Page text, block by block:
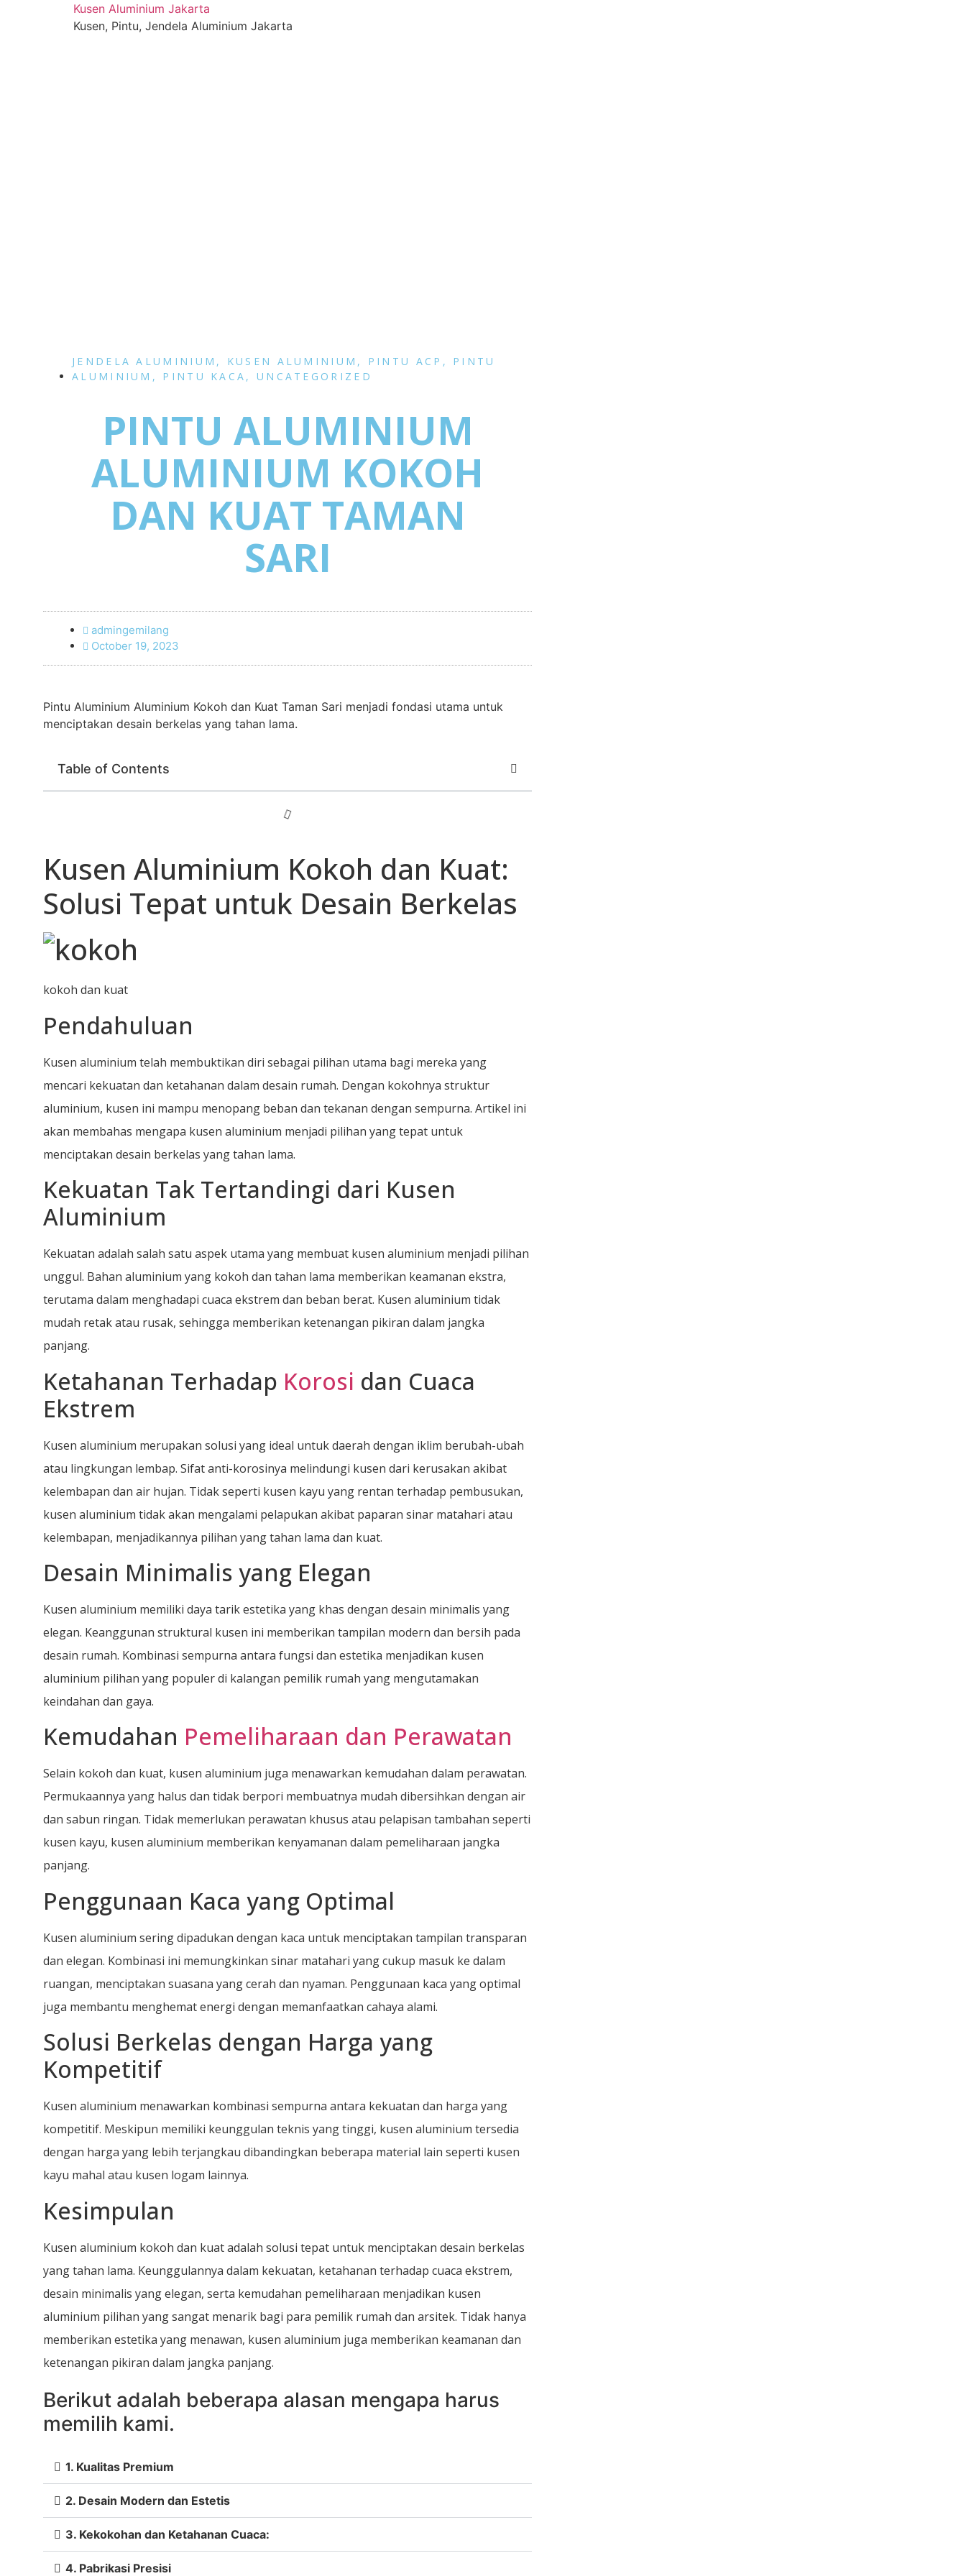
Kusen Aluminium Jakarta
Kusen, Pintu, Jendela Aluminium Jakarta
JENDELA ALUMINIUM , KUSEN ALUMINIUM , PINTU ACP , PINTU
ALUMINIUM , PINTU KACA , UNCATEGORIZED
PINTU ALUMINIUM
ALUMINIUM KOKOH
DAN KUAT TAMAN
SARI
admingemilang
October 19, 2023
Pintu Aluminium Aluminium Kokoh dan Kuat Taman Sari menjadi fondasi utama untuk
menciptakan desain berkelas yang tahan lama.
Table of Contents
Kusen Aluminium Kokoh dan Kuat:
Solusi Tepat untuk Desain Berkelas
kokoh dan kuat
Pendahuluan
Kusen aluminium telah membuktikan diri sebagai pilihan utama bagi mereka yang
mencari kekuatan dan ketahanan dalam desain rumah. Dengan kokohnya struktur
aluminium, kusen ini mampu menopang beban dan tekanan dengan sempurna. Artikel ini
akan membahas mengapa kusen aluminium menjadi pilihan yang tepat untuk
menciptakan desain berkelas yang tahan lama.
Kekuatan Tak Tertandingi dari Kusen
Aluminium
Kekuatan adalah salah satu aspek utama yang membuat kusen aluminium menjadi pilihan
unggul. Bahan aluminium yang kokoh dan tahan lama memberikan keamanan ekstra,
terutama dalam menghadapi cuaca ekstrem dan beban berat. Kusen aluminium tidak
mudah retak atau rusak, sehingga memberikan ketenangan pikiran dalam jangka
panjang.
Ketahanan Terhadap Korosi dan Cuaca
Ekstrem
Kusen aluminium merupakan solusi yang ideal untuk daerah dengan iklim berubah-ubah
atau lingkungan lembap. Sifat anti-korosinya melindungi kusen dari kerusakan akibat
kelembapan dan air hujan. Tidak seperti kusen kayu yang rentan terhadap pembusukan,
kusen aluminium tidak akan mengalami pelapukan akibat paparan sinar matahari atau
kelembapan, menjadikannya pilihan yang tahan lama dan kuat.
Desain Minimalis yang Elegan
Kusen aluminium memiliki daya tarik estetika yang khas dengan desain minimalis yang
elegan. Keanggunan struktural kusen ini memberikan tampilan modern dan bersih pada
desain rumah. Kombinasi sempurna antara fungsi dan estetika menjadikan kusen
aluminium pilihan yang populer di kalangan pemilik rumah yang mengutamakan
keindahan dan gaya.
Kemudahan Pemeliharaan dan Perawatan
Selain kokoh dan kuat, kusen aluminium juga menawarkan kemudahan dalam perawatan.
Permukaannya yang halus dan tidak berpori membuatnya mudah dibersihkan dengan air
dan sabun ringan. Tidak memerlukan perawatan khusus atau pelapisan tambahan seperti
kusen kayu, kusen aluminium memberikan kenyamanan dalam pemeliharaan jangka
panjang.
Penggunaan Kaca yang Optimal
Kusen aluminium sering dipadukan dengan kaca untuk menciptakan tampilan transparan
dan elegan. Kombinasi ini memungkinkan sinar matahari yang cukup masuk ke dalam
ruangan, menciptakan suasana yang cerah dan nyaman. Penggunaan kaca yang optimal
juga membantu menghemat energi dengan memanfaatkan cahaya alami.
Solusi Berkelas dengan Harga yang
Kompetitif
Kusen aluminium menawarkan kombinasi sempurna antara kekuatan dan harga yang
kompetitif. Meskipun memiliki keunggulan teknis yang tinggi, kusen aluminium tersedia
dengan harga yang lebih terjangkau dibandingkan beberapa material lain seperti kusen
kayu mahal atau kusen logam lainnya.
Kesimpulan
Kusen aluminium kokoh dan kuat adalah solusi tepat untuk menciptakan desain berkelas
yang tahan lama. Keunggulannya dalam kekuatan, ketahanan terhadap cuaca ekstrem,
desain minimalis yang elegan, serta kemudahan pemeliharaan menjadikan kusen
aluminium pilihan yang sangat menarik bagi para pemilik rumah dan arsitek. Tidak hanya
memberikan estetika yang menawan, kusen aluminium juga memberikan keamanan dan
ketenangan pikiran dalam jangka panjang.
Berikut adalah beberapa alasan mengapa harus
memilih kami.
1. Kualitas Premium
2. Desain Modern dan Estetis
3. Kekokohan dan Ketahanan Cuaca:
4. Pabrikasi Presisi